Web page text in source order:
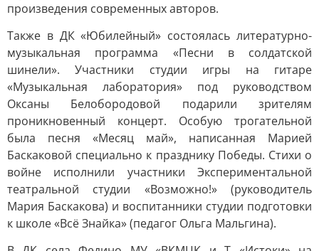
произведения современных авторов.
Также в ДК «Юбилейный» состоялась литературно-
музыкальная программа «Песни в солдатской
шинели». Участники студии игры на гитаре
«Музыкальная лаборатория» под руководством
Оксаны Белобородовой подарили зрителям
проникновенный концерт. Особую трогательной
была песня «Месяц май», написанная Марией
Баскаковой специально к празднику Победы. Стихи о
войне исполнили участники Экспериментальной
театральной студии «Возможно!» (руководитель
Мария Баскакова) и воспитанники студии подготовки
к школе «Всё Знайка» (педагог Ольга Мальгина).